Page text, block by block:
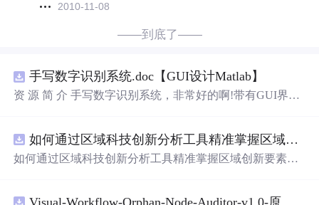
2010-11-08
——到底了——
手写数字识别系统.doc【GUI设计Matlab】
资 源 简 介 手写数字识别系统，非常好的啊!带有GUI界
带有直观的图形用户界面（GUI），非常容易使用。你只
需要将手写数字输入系统，它将立即给出准确的识别结
是一个非常方便和实用的工具，你一定会喜欢它的！
如何通过区域科技创新分析工具精准掌握区域创新要素分布与产业链融合现状？.docx
如何通过区域科技创新分析工具精准掌握区域创新要素分